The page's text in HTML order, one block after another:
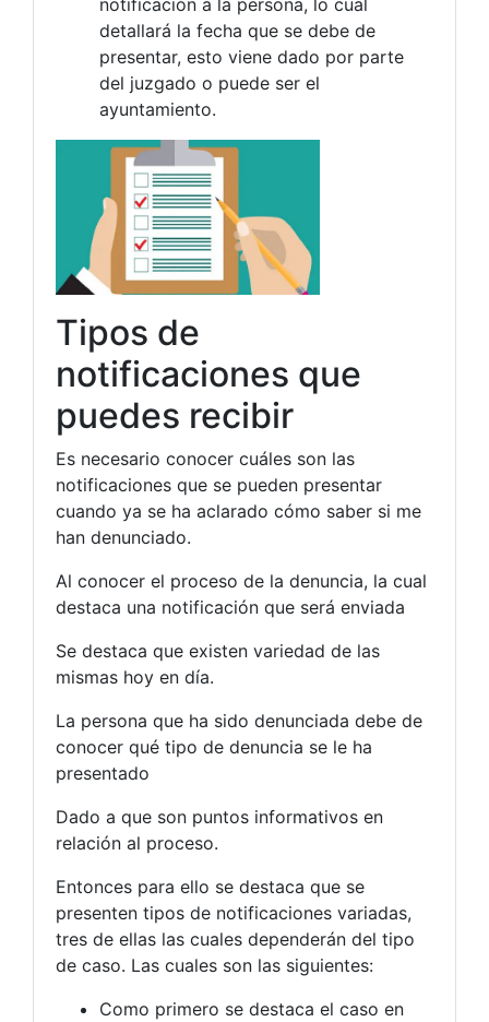
notificación a la persona, lo cual
detallará la fecha que se debe de
presentar, esto viene dado por parte
del juzgado o puede ser el
ayuntamiento.
Tipos de
notificaciones que
puedes recibir
Es necesario conocer cuáles son las
notificaciones que se pueden presentar
cuando ya se ha aclarado cómo saber si me
han denunciado.
Al conocer el proceso de la denuncia, la cual
destaca una notificación que será enviada
Se destaca que existen variedad de las
mismas hoy en día.
La persona que ha sido denunciada debe de
conocer qué tipo de denuncia se le ha
presentado
Dado a que son puntos informativos en
relación al proceso.
Entonces para ello se destaca que se
presenten tipos de notificaciones variadas,
tres de ellas las cuales dependerán del tipo
de caso. Las cuales son las siguientes:
Como primero se destaca el caso en